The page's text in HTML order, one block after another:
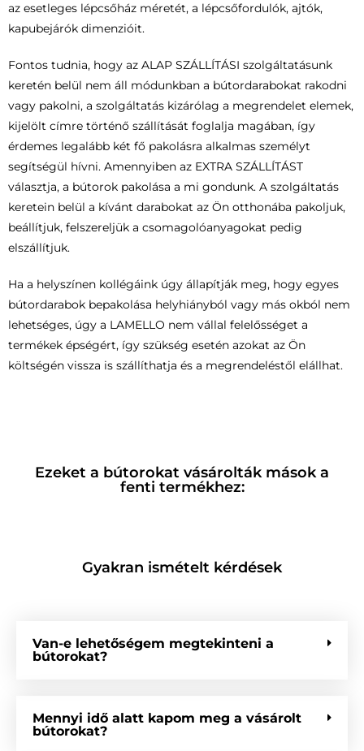
az esetleges lépcsőház méretét, a lépcsőfordulók, ajtók,
kapubejárók dimenzióit.
Fontos tudnia, hogy az ALAP SZÁLLÍTÁSI szolgáltatásunk
keretén belül nem áll módunkban a bútordarabokat rakodni
vagy pakolni, a szolgáltatás kizárólag a megrendelet elemek,
kijelölt címre történő szállítását foglalja magában, így
érdemes legalább két fő pakolásra alkalmas személyt
segítségül hívni. Amennyiben az EXTRA SZÁLLÍTÁST
választja, a bútorok pakolása a mi gondunk. A szolgáltatás
keretein belül a kívánt darabokat az Ön otthonába pakoljuk,
beállítjuk, felszereljük a csomagolóanyagokat pedig
elszállítjuk.
Ha a helyszínen kollégáink úgy állapítják meg, hogy egyes
bútordarabok bepakolása helyhiányból vagy más okból nem
lehetséges, úgy a LAMELLO nem vállal felelősséget a
termékek épségért, így szükség esetén azokat az Ön
költségén vissza is szállíthatja és a megrendeléstől elállhat.
Ezeket a bútorokat vásárolták mások a
fenti termékhez:
Gyakran ismételt kérdések
Van-e lehetőségem megtekinteni a
bútorokat?
Mennyi idő alatt kapom meg a vásárolt
bútorokat?